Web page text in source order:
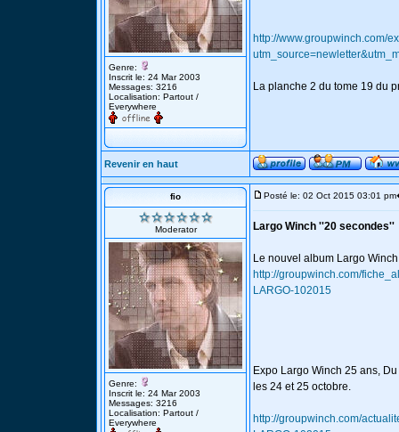
Genre:
Inscrit le: 24 Mar 2003
Messages: 3216
Localisation: Partout /
Everywhere
http://www.groupwinch.com/
La planche 2 du tome 19 du
Revenir en haut
fio
Moderator
Genre:
Inscrit le: 24 Mar 2003
Messages: 3216
Localisation: Partout /
Everywhere
Posté le: 02 Oct 2015 03:01 pm
Largo Winch ''20 secondes''
Le nouvel album Largo
http://groupwinch.com/
LARGO-102015
Expo Largo Winch 25 ans,
les 24 et 25 octobre.
http://groupwinch.com/